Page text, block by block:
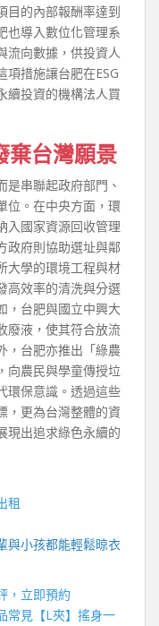
目的內部報酬率達到
也導入數位化管理系
流向數據，供投資人
項措施讓台肥在ESG
續投資的機構法人買
棄台灣願景
是串聯起政府部門、
位。在中央方面，環
入國家資源回收管理
政府則協助選址與鄰
大學的環境工程與材
高效率的清洗與分選
，台肥與國立中興大
廢液，使其符合放流
，台肥亦推出「綠農
向農民與學童傳授垃
環保意識。透過這些
，更為台灣整體的資
現出追求綠色永續的
租
與小孩都能輕鬆晾衣
，立即預約
常見【L夾】搖身一